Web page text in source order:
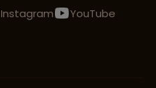
Instagram
YouTube